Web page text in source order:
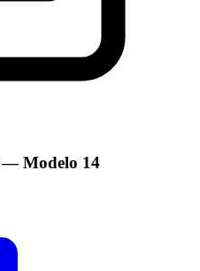
— Modelo 14